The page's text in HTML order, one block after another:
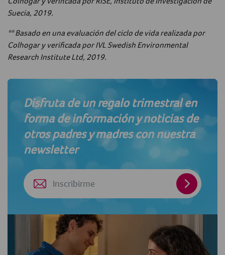
Disfruta de un regalo trimestral en
forma de información y noticias de
otros padres y madres con nuestra
newsletter
Suecia, 2019.
** Basado en una evaluación del ciclo de vida realizada por
Colhogar y verificada por IVL Swedish Environmental
Research Institute Ltd, 2019.